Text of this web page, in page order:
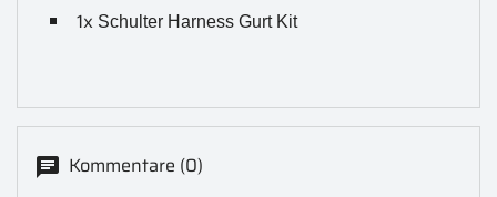
1x Schulter Harness Gurt Kit
Kommentare (0)